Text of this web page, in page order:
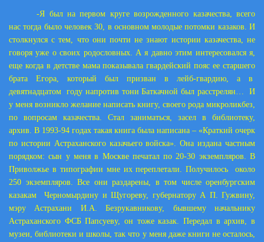
-Я был на первом круге возрожденного казачества, всего
нас тогда было человек 30, в основном молодые потомки казаков. И
столкнулся с тем, что они почти не знают истории казачества, не
говоря уже о своих родословных. А я давно этим интересовался я,
еще когда в детстве мама показывала гвардейский пояс ее старшего
брата Егора, который был призван в лейб-гвардию, а в
девятнадцатом году напротив тони Баткачной был расстрелян… И
у меня возникло желание написать книгу, своего рода микроликбез,
по вопросам казачества. Стал заниматься, засел в библиотеку,
архив. В 1993-94 годах такая книга была написана – «Краткий очерк
по истории Астраханского казачьего войска». Она издана частным
порядком: сын у меня в Москве печатал по 20-30 экземпляров. В
Приволжье в типографии мне их переплетали. Получилось около
250 экземпляров. Все они раздарены, в том числе оренбургским
казакам Черномырдину и Щугореву, губернатору А П. Гужвину,
мэру Астрахани И.А. Безрукавникову, бывшему начальнику
Астраханского ФСБ Папсуеву, он тоже казак. Передал в архив, в
музеи, библиотеки и школы, так что у меня даже книги не осталось,